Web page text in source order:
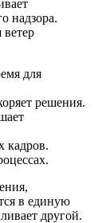
надзора.
ветер
для
решения.
кадров.
в единую
другой.